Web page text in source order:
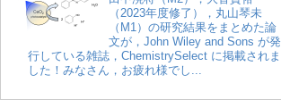
（2023年度修了），丸山琴未
（M1）の研究結果をまとめた論
文が，John Wiley and Sons が発
行している雑誌，ChemistrySelect に掲載されま
した！みなさん，お疲れ様でし...